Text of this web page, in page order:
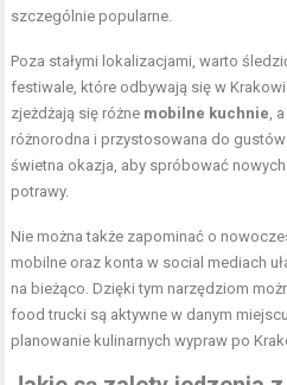
szczególnie popularne.
Poza stałymi lokalizacjami, warto
festiwale, które odbywają się w
zjeżdżają się różne mobilne kuchnie ,
różnorodna i przystosowana do
świetna okazja, aby spróbować
potrawy.
Nie można także zapominać o
mobilne oraz konta w social mediach
na bieżąco. Dzięki tym narzędziom
food trucki są aktywne w danym
planowanie kulinarnych wypraw po